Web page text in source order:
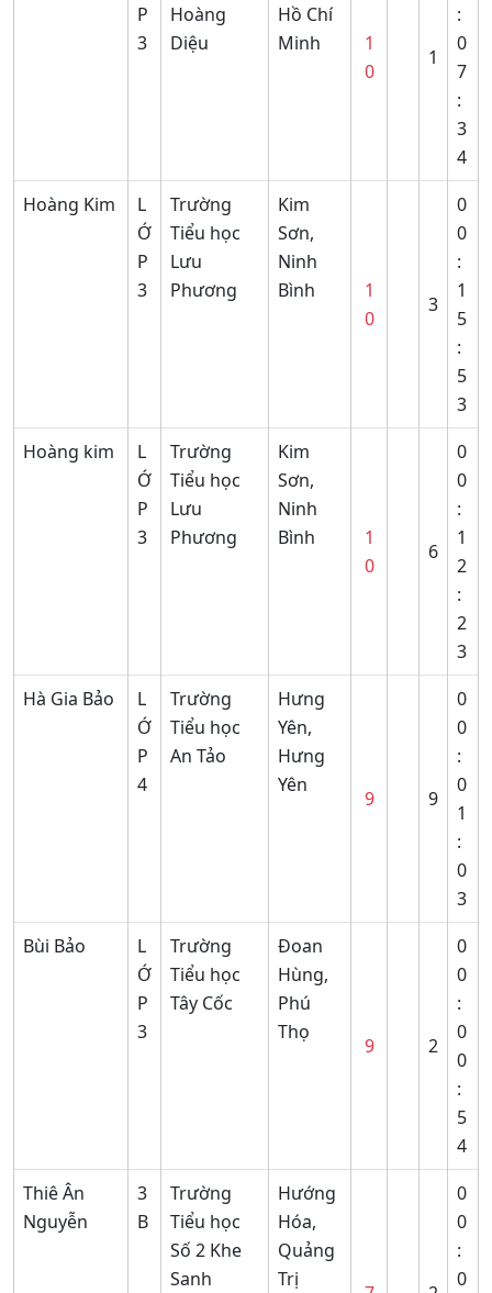
P
3
Hoàng
Diệu
Hồ Chí
Minh
1
0
1
:
0
7
:
3
4
Hoàng Kim
L
Ớ
P
3
Trường
Tiểu học
Lưu
Phương
Kim
Sơn,
Ninh
Bình
1
0
3
0
0
:
1
5
:
5
3
Hoàng kim
L
Ớ
P
3
Trường
Tiểu học
Lưu
Phương
Kim
Sơn,
Ninh
Bình
1
0
6
0
0
:
1
2
:
2
3
Hà Gia Bảo
L
Ớ
P
4
Trường
Tiểu học
An Tảo
Hưng
Yên,
Hưng
Yên
9 9
0
0
:
0
1
:
0
3
Bùi Bảo
L
Ớ
P
3
Trường
Tiểu học
Tây Cốc
Đoan
Hùng,
Phú
Thọ
9 2
0
0
:
0
0
:
5
4
Thiê Ân
Nguyễn
3
B
Trường
Tiểu học
Số 2 Khe
Sanh
Hướng
Hóa,
Quảng
Trị
0
0
:
0